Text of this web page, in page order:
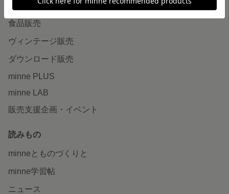
minneで売りたい
食品販売
ヴィンテージ販売
ダウンロード販売
minne PLUS
minne LAB
販売支援企画・イベント
読みもの
minneとものづくりと
minne学習帖
ニュース